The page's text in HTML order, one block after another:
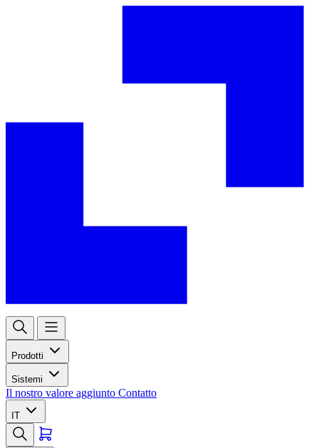
Prodotti
Sistemi
Il nostro valore aggiunto Contatto
IT